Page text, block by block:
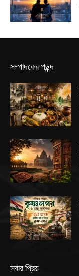
সম্পাদকের পছন্দ
সবার প্রিয়